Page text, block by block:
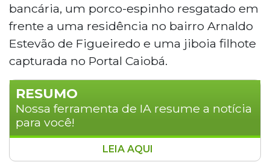
bancária, um porco-espinho resgatado em
frente a uma residência no bairro Arnaldo
Estevão de Figueiredo e uma jiboia filhote
capturada no Portal Caiobá.
RESUMO
Nossa ferramenta de IA resume a notícia
para você!
LEIA AQUI